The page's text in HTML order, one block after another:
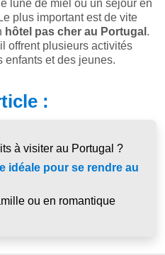
lune de miel ou un séjour en
plus important est de vite
hôtel pas cher au Portugal .
offrent plusieurs activités
enfants et des jeunes.
:
à visiter au Portugal ?
idéale pour se rendre au
ou en romantique